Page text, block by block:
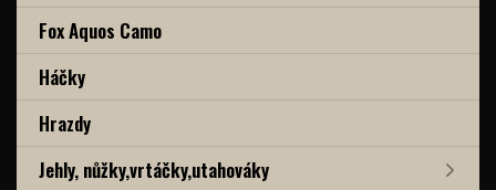
Fox Aquos Camo
Háčky
Hrazdy
Jehly, nůžky,vrtáčky,utahováky